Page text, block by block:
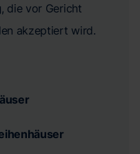
, die vor Gericht
akzeptiert wird.